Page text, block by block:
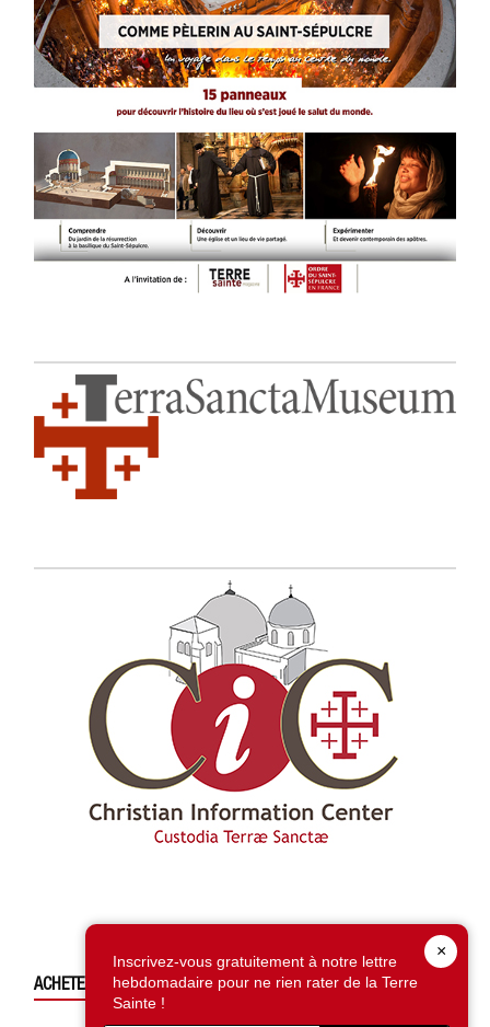
ACHETEZ CE NUMÉRO
×
Inscrivez-vous gratuitement à notre lettre
hebdomadaire pour ne rien rater de la Terre
Sainte !